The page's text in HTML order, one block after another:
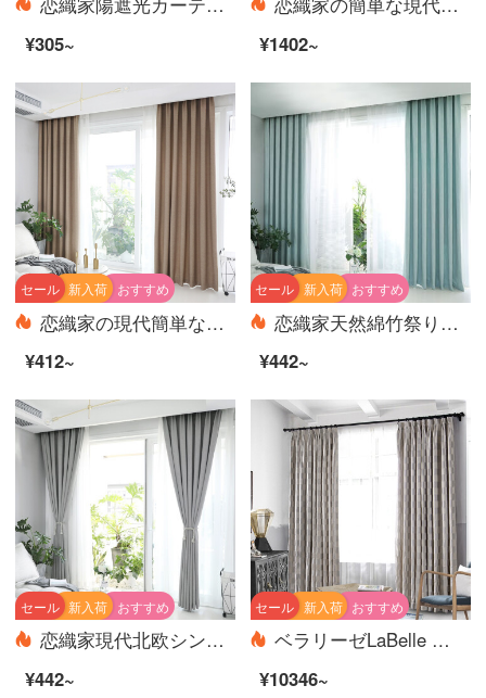
¥305~
¥1402~
おすすめ
新入荷
セール
恋織家の現代簡単な純色の綿麻カーテンの完成品フック遮光断熱室のリビングルームの窓の下で窓のベランダのカーテンをカスタマイズして穴を開けます。麻のカーテンの完成品は特価の細い縞模様のカレー色の1.5メートルの幅*2.7メートルの高さです。
¥412~
おすすめ
新入荷
セール
恋織家天然綿竹祭り現代北欧シンプルな色の物理的な遮光カーテン製品の断熱材〓厚手の綿のカーテンをカスタマイズしてホックします。リビングルームの床の窓から窓のカーテンが翻ります。
¥442~
おすすめ
新入荷
セール
恋織家現代北欧シンプルで純粋な色の物理的な遮光カーテンの完成品は、断熱材〓を厚くして純色の綿麻カーテンを掛けます。寝室の床の窓の下にある窓のバルコニーのカーテンは窓のカーテンを揺らします。
¥442~
おすすめ
新入荷
セール
ベラリーゼLaBelle Vie完成品の布芸カーテンはシンプルで、菱形のジャカードカーテン全屋カスタム砂3.5 m幅*2.6 m高フック/片
¥10346~